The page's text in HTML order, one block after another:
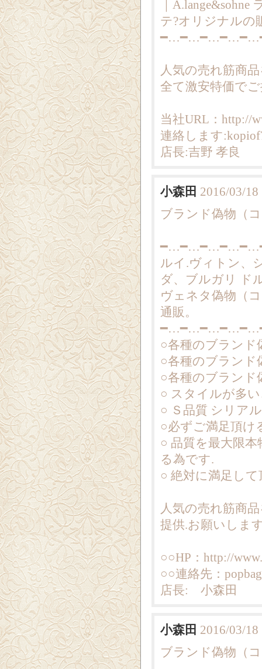
｜
テ?オリジナルの
人気の売れ筋商
全て激安特価で
当社URL：http://
連絡します
店長:吉野 孝良
小森田 2016/03/18
ブランド偽物（
ルイ.ヴィトン、
ダ、ブルガリ ド
ヴェネタ偽物（
通販。
○各種のブランド
○各種のブランド
○各種のブランド
○ スタイルが多
○ Ｓ品質 シリア
○必ずご満足頂け
○ 品質を最大限
る為です.
○ 絶対に満足し
人気の売れ筋商
提供.お願いしま
○○HP：http://
○○連絡先：
店長: 小森田
小森田 2016/03/18
ブランド偽物（